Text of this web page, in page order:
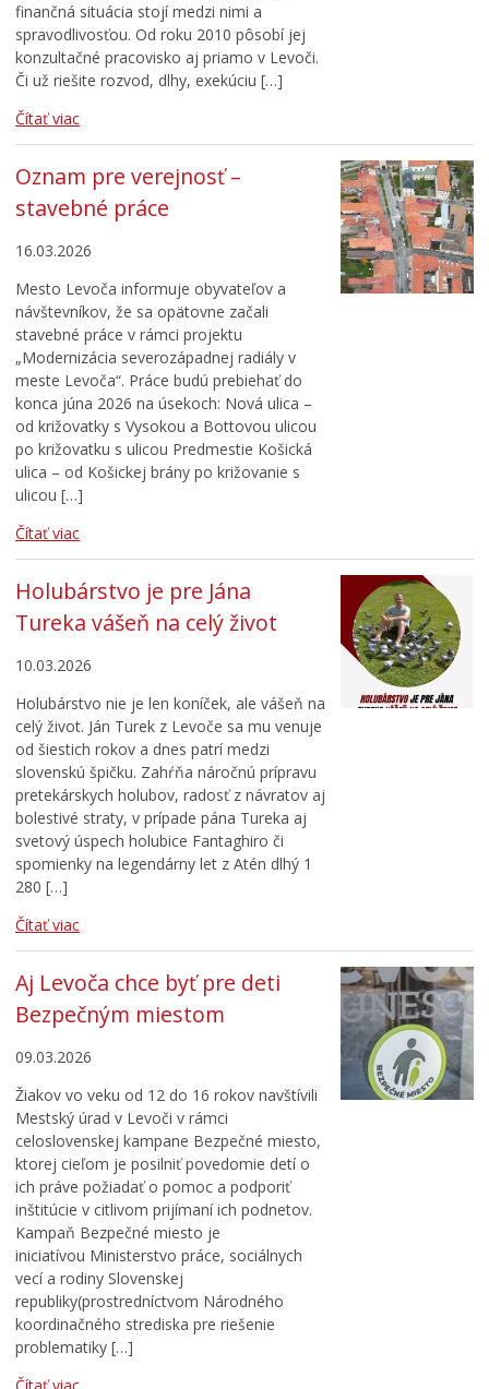
finančná situácia stojí medzi nimi a
spravodlivosťou. Od roku 2010 pôsobí jej
konzultačné pracovisko aj priamo v Levoči.
Či už riešite rozvod, dlhy, exekúciu […]
Čítať viac
Oznam pre verejnosť –
stavebné práce
16.03.2026
Mesto Levoča informuje obyvateľov a
návštevníkov, že sa opätovne začali
stavebné práce v rámci projektu
„Modernizácia severozápadnej radiály v
meste Levoča“. Práce budú prebiehať do
konca júna 2026 na úsekoch: Nová ulica –
od križovatky s Vysokou a Bottovou ulicou
po križovatku s ulicou Predmestie Košická
ulica – od Košickej brány po križovanie s
ulicou […]
Čítať viac
Holubárstvo je pre Jána
Tureka vášeň na celý život
10.03.2026
Holubárstvo nie je len koníček, ale vášeň na
celý život. Ján Turek z Levoče sa mu venuje
od šiestich rokov a dnes patrí medzi
slovenskú špičku. Zahŕňa náročnú prípravu
pretekárskych holubov, radosť z návratov aj
bolestivé straty, v prípade pána Tureka aj
svetový úspech holubice Fantaghiro či
spomienky na legendárny let z Atén dlhý 1
280 […]
Čítať viac
Aj Levoča chce byť pre deti
Bezpečným miestom
09.03.2026
Žiakov vo veku od 12 do 16 rokov navštívili
Mestský úrad v Levoči v rámci
celoslovenskej kampane Bezpečné miesto,
ktorej cieľom je posilniť povedomie detí o
ich práve požiadať o pomoc a podporiť
inštitúcie v citlivom prijímaní ich podnetov.
Kampaň Bezpečné miesto je
iniciatívou Ministerstvo práce, sociálnych
vecí a rodiny Slovenskej
republiky(prostredníctvom Národného
koordinačného strediska pre riešenie
problematiky […]